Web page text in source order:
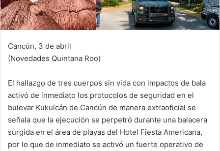
Cancún, 3 de abril
(Novedades Quintana Roo)
El hallazgo de tres cuerpos sin vida con impactos de bala
activó de inmediato los protocolos de seguridad en el
bulevar Kukulcán de Cancún de manera extraoficial se
señala que la ejecución se perpetró durante una balacera
surgida en el área de playas del Hotel Fiesta Americana,
por lo que de inmediato se activó un fuerte operativo de